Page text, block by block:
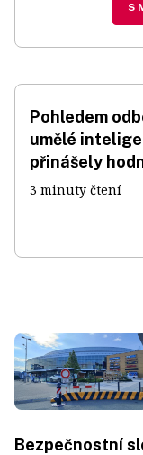
S
Pohledem
umělé
přinášely
3 minuty čtení
Bezpečnostní